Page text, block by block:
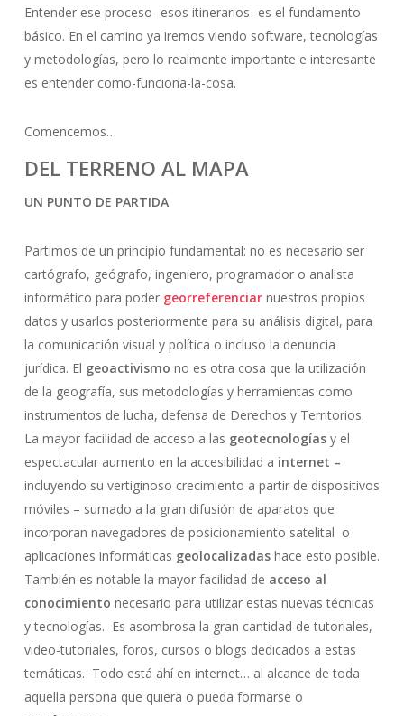
Entender ese proceso -esos itinerarios- es el fundamento
básico. En el camino ya iremos viendo software, tecnologías
y metodologías, pero lo realmente importante e interesante
es entender como-funciona-la-cosa.
Comencemos…
DEL TERRENO AL MAPA
UN PUNTO DE PARTIDA
Partimos de un principio fundamental: no es necesario ser
cartógrafo, geógrafo, ingeniero, programador o analista
informático para poder georreferenciarnuestros propios
datos y usarlos posteriormente para su análisis digital, para
la comunicación visual y política o incluso la denuncia
jurídica. El geoactivismo no es otra cosa que la utilización
de la geografía, sus metodologías y herramientas como
instrumentos de lucha, defensa de Derechos y Territorios.
La mayor facilidad de acceso a las geotecnologíasy el
espectacular aumento en la accesibilidad a internet –
incluyendo su vertiginoso crecimiento a partir de dispositivos
móviles – sumado a la gran difusión de aparatos que
incorporan navegadores de posicionamiento satelital o
aplicaciones informáticas geolocalizadashace esto posible.
También es notable la mayor facilidad de acceso al
conocimiento necesario para utilizar estas nuevas técnicas
y tecnologías. Es asombrosa la gran cantidad de tutoriales,
video-tutoriales, foros, cursos o blogs dedicados a estas
temáticas. Todo está ahí en internet… al alcance de toda
aquella persona que quiera o pueda formarse o